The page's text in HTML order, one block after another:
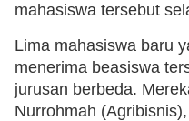
mahasiswa tersebut
Lima mahasiswa baru
menerima beasiswa
jurusan berbeda.
Nurrohmah